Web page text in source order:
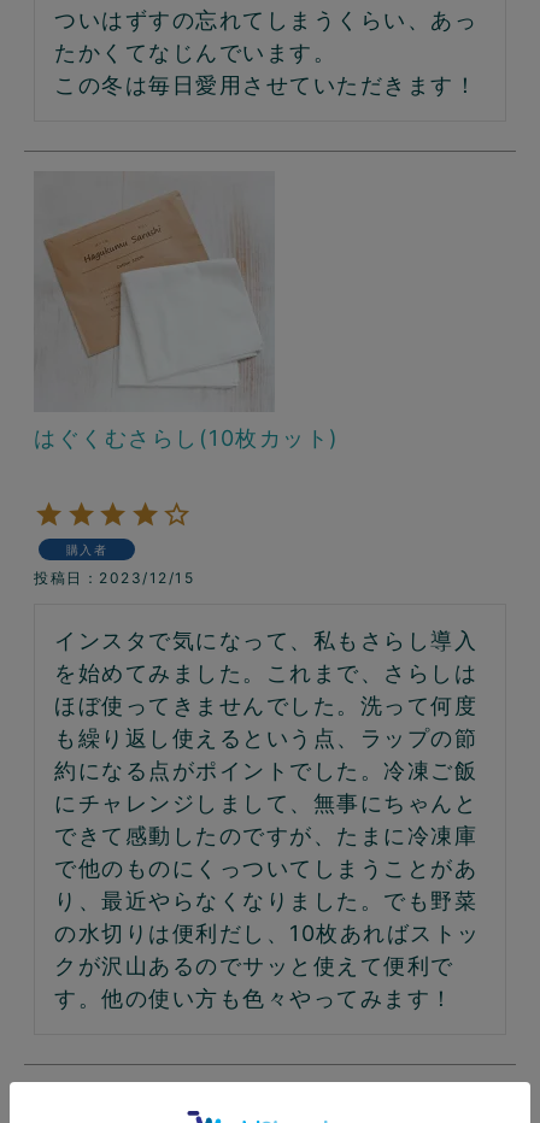
ついはずすの忘れてしまうくらい、あっ
たかくてなじんでいます。
この冬は毎日愛用させていただきます！
はぐくむさらし(10枚カット)
購入者
投稿日 2023/12/15
インスタで気になって、私もさらし導入
を始めてみました。これまで、さらしは
ほぼ使ってきませんでした。洗って何度
も繰り返し使えるという点、ラップの節
約になる点がポイントでした。冷凍ご飯
にチャレンジしまして、無事にちゃんと
できて感動したのですが、たまに冷凍庫
で他のものにくっついてしまうことがあ
り、最近やらなくなりました。でも野菜
の水切りは便利だし、10枚あればストッ
クが沢山あるのでサッと使えて便利で
す。他の使い方も色々やってみます！